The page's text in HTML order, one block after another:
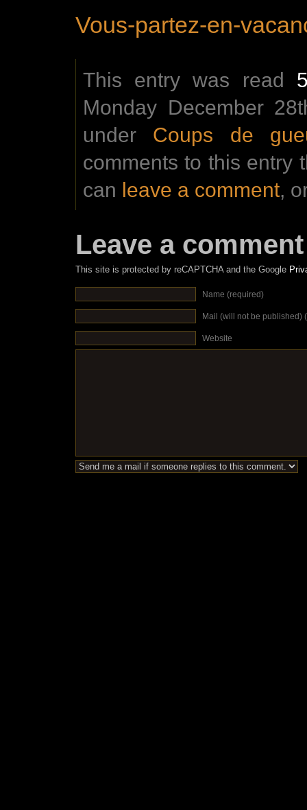
Vous-partez-en-
This entry was read
Monday December
under Coups de
comments to this entry
can leave a comment,
Leave a comment
This site is protected by reCAPTCHA and the Google
Name (required)
Mail (will not be published)
Website